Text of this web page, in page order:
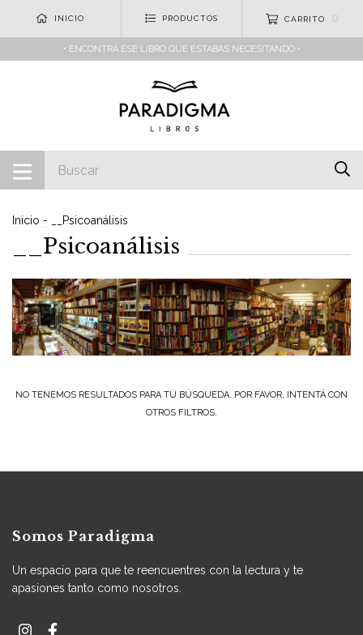
INICIO PRODUCTOS CARRITO 0
• ENCONTRÁ ESE LIBRO QUE ESTABAS NECESITANDO •
Inicio - __Psicoanálisis
__Psicoanálisis
NO TENEMOS RESULTADOS PARA TU BÚSQUEDA. POR FAVOR, INTENTÁ CON
OTROS FILTROS.
Somos Paradigma
Un espacio para que te reencuentres con la lectura y te
apasiones tanto como nosotros.